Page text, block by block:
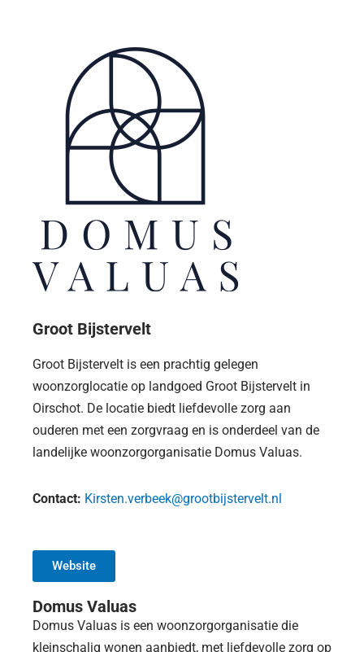
Groot Bijstervelt
Groot Bijstervelt is een prachtig gelegen
woonzorglocatie op landgoed Groot Bijstervelt in
Oirschot. De locatie biedt liefdevolle zorg aan
ouderen met een zorgvraag en is onderdeel van de
landelijke woonzorgorganisatie Domus Valuas.
Contact: Kirsten.verbeek@grootbijstervelt.nl
Website
Domus Valuas
Domus Valuas is een woonzorgorganisatie die
kleinschalig wonen aanbiedt, met liefdevolle zorg op